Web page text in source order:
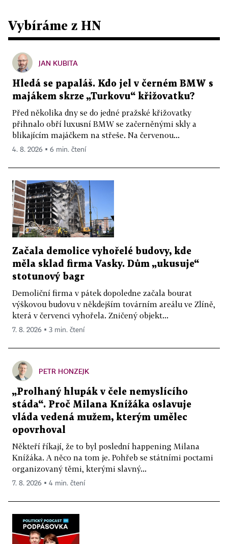
Vybíráme z HN
JAN KUBITA
Hledá se papaláš. Kdo jel v černém BMW s
majákem skrze „Turkovu“ křižovatku?
Před několika dny se do jedné pražské křižovatky
přihnalo obří luxusní BMW se začerněnými skly a
blikajícím majáčkem na střeše. Na červenou...
4. 8. 2026 ▪ 6 min. čtení
Začala demolice vyhořelé budovy, kde
měla sklad firma Vasky. Dům „ukusuje“
stotunový bagr
Demoliční firma v pátek dopoledne začala bourat
výškovou budovu v někdejším továrním areálu ve Zlíně,
která v červenci vyhořela. Zničený objekt...
7. 8. 2026 ▪ 3 min. čtení
PETR HONZEJK
„Prolhaný hlupák v čele nemyslícího
stáda“. Proč Milana Knížáka oslavuje
vláda vedená mužem, kterým umělec
opovrhoval
Někteří říkají, že to byl poslední happening Milana
Knížáka. A něco na tom je. Pohřeb se státními poctami
organizovaný těmi, kterými slavný...
7. 8. 2026 ▪ 4 min. čtení